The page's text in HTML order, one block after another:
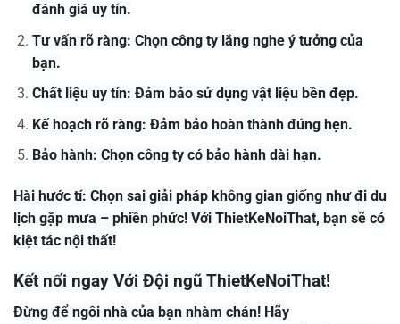
đánh giá uy tín.
Tư vấn rõ ràng: Chọn công ty lắng nghe ý tưởng của
bạn.
Chất liệu uy tín: Đảm bảo sử dụng vật liệu bền đẹp.
Kế hoạch rõ ràng: Đảm bảo hoàn thành đúng hẹn.
Bảo hành: Chọn công ty có bảo hành dài hạn.
Hài hước tí: Chọn sai giải pháp không gian giống như đi du
lịch gặp mưa – phiền phức! Với ThietKeNoiThat, bạn sẽ có
kiệt tác nội thất!
Kết nối ngay Với Đội ngũ ThietKeNoiThat!
Đừng để ngôi nhà của bạn nhàm chán! Hãy